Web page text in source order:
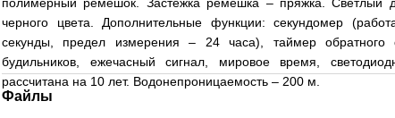
черного цвета. Дополнительные функции: секундомер
секунды, предел измерения – 24 часа), таймер
будильников, ежечасный сигнал, мировое время,
рассчитана на 10 лет. Водонепроницаемость – 200 м.
Файлы